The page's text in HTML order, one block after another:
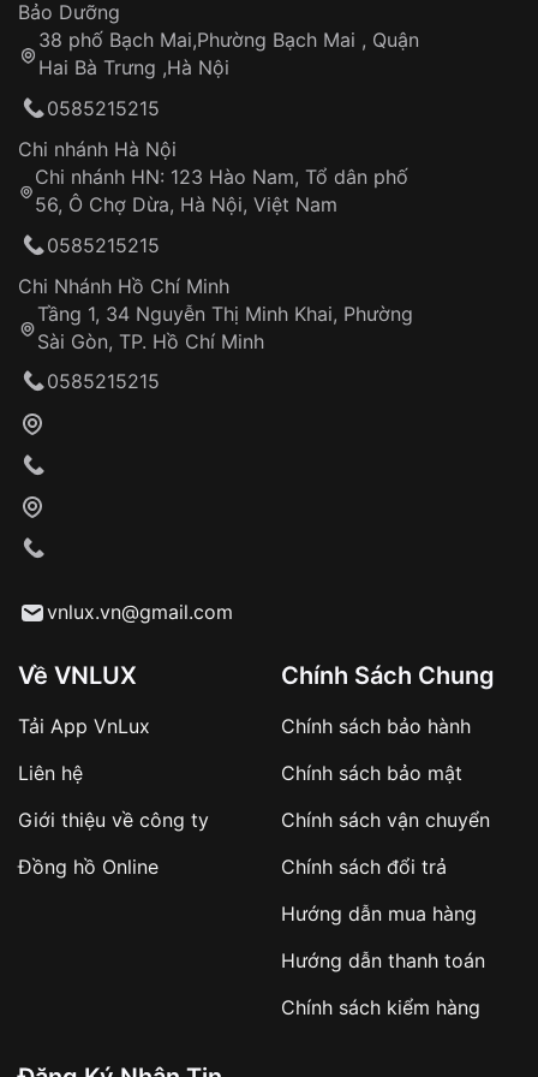
Thời gian tính từ khi xác nhận đơn hàng thành
công
Hotline: 0585 215 215
Từ khóa SEO:
Khách hàng kiểm tra và thanh toán trực tiếp
Từ khóa SEO:
sản phẩm đặc biệt
hàng
Số tiền còn lại thanh toán khi nhận hàng hoặc
✔️ Đảm bảo xử lý đơn hàng nhanh chóng
✔️ Hạn chế tình trạng hủy đơn không mong
Sản phẩm đã bị:
Tự ý sửa chữa
thống VNLUX
Đảm bảo quyền lợi khách hàng
Đồng hành cùng khách hàng trong suốt quá
trình sử dụng
Bảo Dưỡng
38 phố Bạch Mai,Phường Bạch Mai , Quận
Hai Bà Trưng ,Hà Nội
0585215215
Chi nhánh Hà Nội
Chi nhánh HN: 123 Hào Nam, Tổ dân phố
56, Ô Chợ Dừa, Hà Nội, Việt Nam
0585215215
Chi Nhánh Hồ Chí Minh
Tầng 1, 34 Nguyễn Thị Minh Khai, Phường
Sài Gòn, TP. Hồ Chí Minh
0585215215
vnlux.vn@gmail.com
Về VNLUX
Tải App VnLux
Liên hệ
Giới thiệu về công ty
Đồng hồ Online
Chính Sách Chung
Chính sách bảo hành
Chính sách bảo mật
Chính sách vận chuyển
Chính sách đổi trả
Hướng dẫn mua hàng
Hướng dẫn thanh toán
Chính sách kiểm hàng